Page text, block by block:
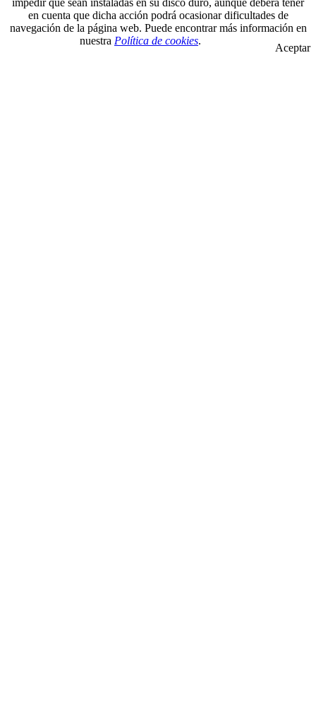
en cuenta que dicha acción podrá ocasionar dificultades de
navegación de la página web. Puede encontrar más información en
nuestra Política de cookies.
Aceptar